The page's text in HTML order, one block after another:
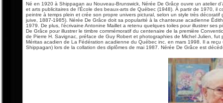
Né en 1920 à Shippagan au Nouveau-Brunswick, Nérée De Grâce ouvre un atelier
et arts publicitaires de l’École des beaux-arts de Québec (1948). À partir de 1970,
peintre à temps plein et crée son propre univers pictural, selon un style très
juive, 1887-1985). Nérée De Grâce doit sa popularité à la chanteuse acadienne
1979. De plus, l’écrivaine Antonine Maillet a retenu quelques toiles pour illustrer
De Grâce pour illustrer le timbre commémoratif du centenaire de la première
de Pierre H. Savignac, préface de Guy Robert et photographies de Michel Julien,
Méritas acadien de La Fédération acadienne du Québec inc. en mars 1998. Il a
Shippagan) lors de la collation des diplômes de mai 1987. Nérée De Grâce est